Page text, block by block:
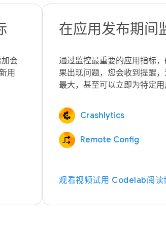
会
用
在应用发布期间
通过监控最重要的应用指标
果出现问题，您会收到提醒
Crashlytics
Remote Config
观看视频试用 Codelab阅读